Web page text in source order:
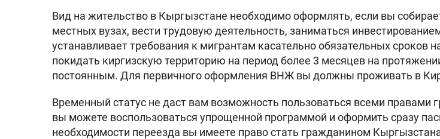
Вид на жительство в Кыргызстане необходимо оформлять, если вы
местных вузах, вести трудовую деятельность, заниматься
устанавливает требования к мигрантам касательно обязательных
покидать киргизскую территорию на период более 3 месяцев на
постоянным. Для первичного оформления ВНЖ вы должны проживать в
Временный статус не даст вам возможность пользоваться всеми
вы можете воспользоваться упрощенной программой и оформить сразу
необходимости переезда вы имеете право стать гражданином